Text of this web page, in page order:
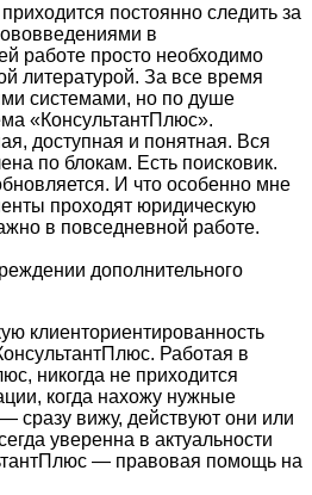
постоянно следить за
в
работе просто необходимо
литературой. За все время
системами, но по душе
«КонсультантПлюс».
доступная и понятная. Вся
по блокам. Есть поисковик.
И что особенно мне
проходят юридическую
в повседневной работе.
дополнительного
клиенториентированность
Работая в
никогда не приходится
когда нахожу нужные
сразу вижу, действуют они или
уверенна в актуальности
— правовая помощь на